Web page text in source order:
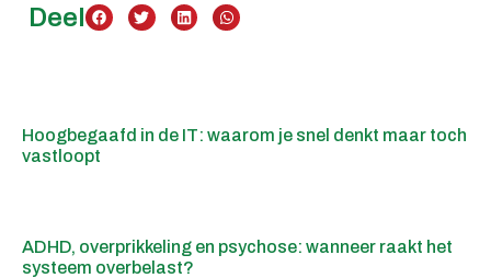
Deel
Hoogbegaafd in de IT: waarom je snel denkt maar toch
vastloopt
ADHD, overprikkeling en psychose: wanneer raakt het
systeem overbelast?